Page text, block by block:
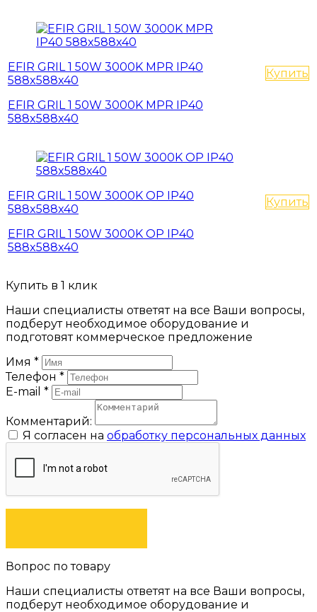
EFIR GRIL 1 50W 3000K MPR IP40
588x588x40
EFIR GRIL 1 50W 3000K MPR IP40
588x588x40
Купить
EFIR GRIL 1 50W 3000K OP IP40
588x588x40
EFIR GRIL 1 50W 3000K OP IP40
588x588x40
Купить
Купить в 1 клик
Наши специалисты ответят на все Ваши вопросы,
подберут необходимое оборудование и
подготовят коммерческое предложение
Имя *
Телефон *
E-mail *
Комментарий:
Я согласен на обработку персональных данных
Вопрос по товару
Наши специалисты ответят на все Ваши вопросы,
подберут необходимое оборудование и